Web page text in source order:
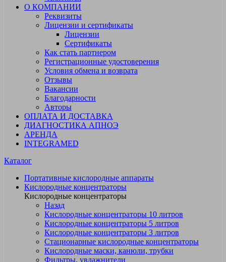
О КОМПАНИИ
Реквизиты
Лицензии и сертификаты
Лицензии
Сертификаты
Как стать партнером
Регистрационные удостоверения
Условия обмена и возврата
Отзывы
Вакансии
Благодарности
Авторы
ОПЛАТА И ДОСТАВКА
ДИАГНОСТИКА АПНОЭ
АРЕНДА
INTEGRAMED
Каталог
Портативные кислородные аппараты
Кислородные концентраторы
Кислородные концентраторы
Назад
Кислородные концентраторы 10 литров
Кислородные концентраторы 5 литров
Кислородные концентраторы 3 литров
Стационарные кислородные концентраторы
Кислородные маски, канюли, трубки
Фильтры, увлажнители